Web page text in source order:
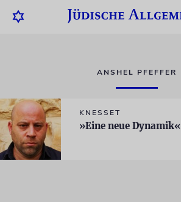
ANSHEL PFEFFER
KNESSET
»Eine neue Dynamik«